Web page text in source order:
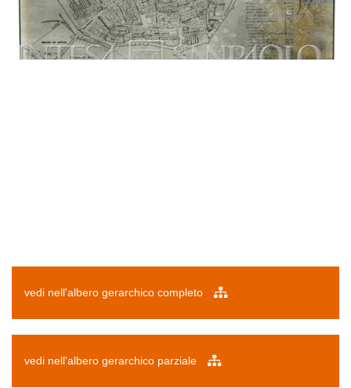
vedi nell'albero gerarchico completo
vedi nell'albero gerarchico parziale